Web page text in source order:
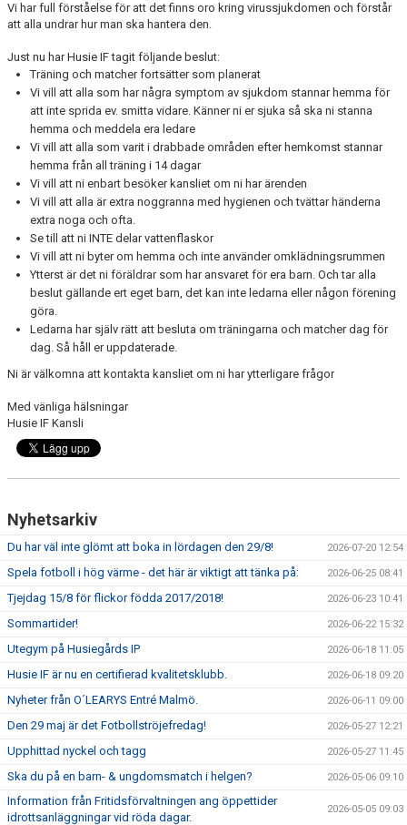
MEDLEMSAVGIFTER
DOMARE
NYHETER
Vi har full förståelse för att det finns oro kring virussjukdomen och förstår
att alla undrar hur man ska hantera den.
Just nu har Husie IF tagit följande beslut:
Träning och matcher fortsätter som planerat
Vi vill att alla som har några symptom av sjukdom stannar hemma för
att inte sprida ev. smitta vidare. Känner ni er sjuka så ska ni stanna
hemma och meddela era ledare
Vi vill att alla som varit i drabbade områden efter hemkomst stannar
hemma från all träning i 14 dagar
Vi vill att ni enbart besöker kansliet om ni har ärenden
Vi vill att alla är extra noggranna med hygienen och tvättar händerna
extra noga och ofta.
Se till att ni INTE delar vattenflaskor
Vi vill att ni byter om hemma och inte använder omklädningsrummen
Ytterst är det ni föräldrar som har ansvaret för era barn. Och tar alla
beslut gällande ert eget barn, det kan inte ledarna eller någon förening
göra.
Ledarna har själv rätt att besluta om träningarna och matcher dag för
dag. Så håll er uppdaterade.
Ni är välkomna att kontakta kansliet om ni har ytterligare frågor
Med vänliga hälsningar
Husie IF Kansli
Nyhetsarkiv
Du har väl inte glömt att boka in lördagen den 29/8! 2026-07-20 12:54
Spela fotboll i hög värme - det här är viktigt att tänka på: 2026-06-25 08:41
Tjejdag 15/8 för flickor födda 2017/2018! 2026-06-23 10:41
Sommartider! 2026-06-22 15:32
Utegym på Husiegårds IP 2026-06-18 11:05
Husie IF är nu en certifierad kvalitetsklubb. 2026-06-18 09:20
Nyheter från O´LEARYS Entré Malmö. 2026-06-11 09:00
Den 29 maj är det Fotbollströjefredag! 2026-05-27 12:21
Upphittad nyckel och tagg 2026-05-27 11:45
Ska du på en barn- & ungdomsmatch i helgen? 2026-05-06 09:10
Information från Fritidsförvaltningen ang öppettider
idrottsanläggningar vid röda dagar.
2026-05-05 09:03